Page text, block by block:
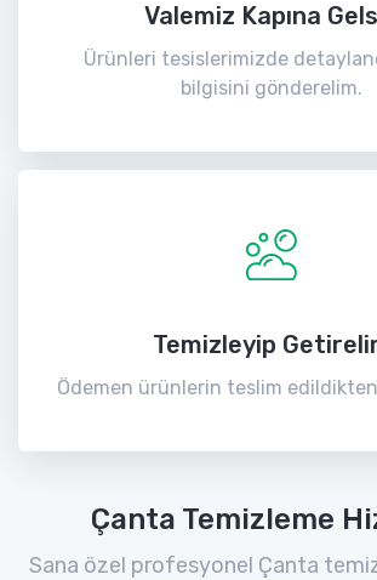
Valemiz Kapına
Ürünleri tesislerimizde
bilgisini gönderelim.
Temizleyip
Ödemen ürünlerin teslim edildikten
Çanta Temizleme
Sana özel profesyonel Çanta